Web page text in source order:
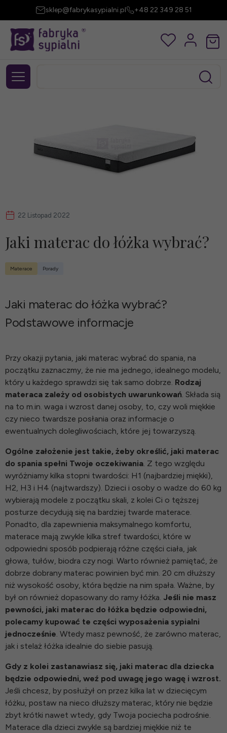
sklep@fabrykasypialni.pl +48 22 349 28 51
22 Listopad 2022
Jaki materac do łóżka wybrać?
Materace Porady
Jaki materac do łóżka wybrać?
Podstawowe informacje
Przy okazji pytania, jaki materac wybrać do spania, na
początku zaznaczmy, że nie ma jednego, idealnego modelu,
który u każdego sprawdzi się tak samo dobrze. Rodzaj
materaca zależy od osobistych uwarunkowań. Składa sią
na to m.in. waga i wzrost danej osoby, to, czy woli miękkie
czy nieco twardsze posłania oraz informacje o
ewentualnych dolegliwościach, które jej towarzyszą.
Ogólne założenie jest takie, żeby określić, jaki materac
do spania spełni Twoje oczekiwania. Z tego względu
wyróżniamy kilka stopni twardości: H1 (najbardziej miękki),
H2, H3 i H4 (najtwardszy). Dzieci i osoby o wadze do 60 kg
wybierają modele z początku skali, z kolei Ci o tęższej
posturze decydują się na bardziej twarde materace.
Ponadto, dla zapewnienia maksymalnego komfortu,
materace mają zwykle kilka stref twardości, które w
odpowiedni sposób podpierają różne części ciała, jak
głowa, tułów, biodra czy nogi. Warto również pamiętać, że
dobrze dobrany materac powinien być min. 20 cm dłuższy
niż wysokość osoby, która będzie na nim spała. Ważne, by
był on również dopasowany do ramy łóżka. Jeśli nie masz
pewności, jaki materac do łóżka będzie odpowiedni,
polecamy kupować te części wyposażenia sypialni
jednocześnie. Wtedy masz pewność, że zarówno materac,
jak i stelaż łóżka idealnie do siebie pasują.
Gdy z kolei zastanawiasz się, jaki materac dla dziecka
będzie odpowiedni, weź pod uwagę jego wagę i wzrost.
Jeśli chcesz, by posłużył on przez kilka lat w dziecięcym
łóżku, postaw na nieco dłuższy materac, który nie będzie
zbyt krótki nawet wtedy, gdy Twoja pociecha podrośnie.
Materace dla dzieci zwykle są bardziej miękkie niż te